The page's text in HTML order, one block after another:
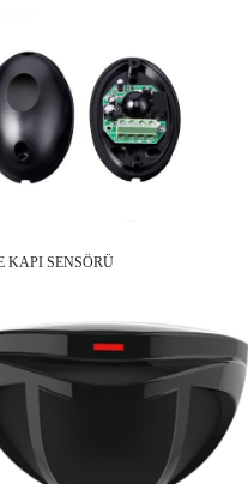
SENSÖRÜ